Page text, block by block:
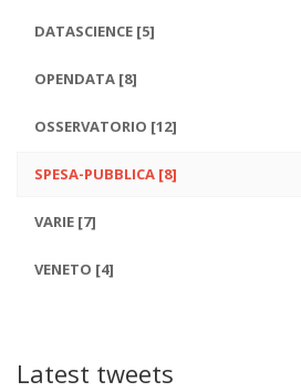
DATASCIENCE [5]
OPENDATA [8]
OSSERVATORIO [12]
SPESA-PUBBLICA [8]
VARIE [7]
VENETO [4]
Latest tweets